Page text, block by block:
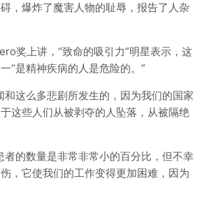
，爆炸了魔害人物的耻辱，报告了人杂
奖上讲，“致命的吸引力”明星表示，这
“是精神疾病的人是危险的。”
和这么多悲剧所发生的，因为我们的国家
这些人们从被剥夺的人坠落，从被隔绝
者的数量是非常非常小的百分比，但不幸
，它使我们的工作变得更加困难，因为